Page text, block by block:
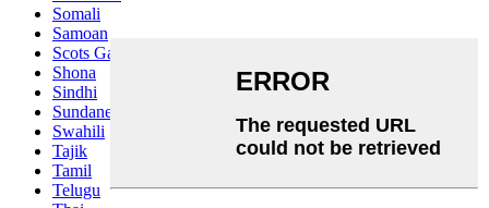
Somali
Samoan
Scots Gaelic
Shona
Sindhi
Sundanese
Swahili
Tajik
Tamil
Telugu